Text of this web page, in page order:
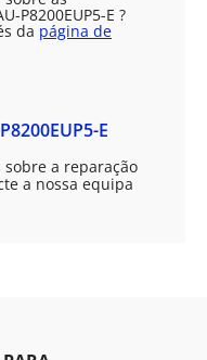
P8200EUP5-E ?
da página de
E
a reparação
a nossa equipa